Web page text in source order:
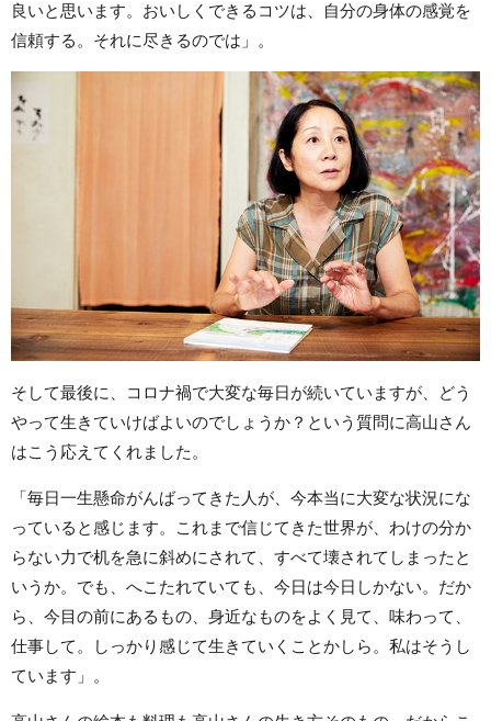
良いと思います。おいしくできるコツは、自分の身体の感覚を
信頼する。それに尽きるのでは」。
そして最後に、コロナ禍で大変な毎日が続いていますが、どう
やって生きていけばよいのでしょうか？という質問に高山さん
はこう応えてくれました。
「毎日一生懸命がんばってきた人が、今本当に大変な状況にな
っていると感じます。これまで信じてきた世界が、わけの分か
らない力で机を急に斜めにされて、すべて壊されてしまったと
いうか。でも、へこたれていても、今日は今日しかない。だか
ら、今目の前にあるもの、身近なものをよく見て、味わって、
仕事して。しっかり感じて生きていくことかしら。私はそうし
ています」。